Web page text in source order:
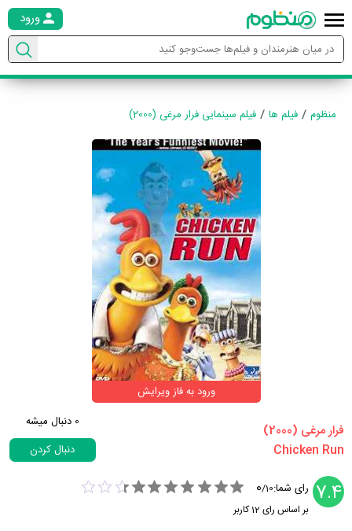
ورود
منظوم فیلم ها فیلم سینمایی فرار مرغی (2000)
ورود به فاز ویرایش
‏فرار مرغی‏ (2000)
0 دنبال میشه
دنبال کردن
7.4 رای شما: 0/10
بر اساس رای 12کاربر